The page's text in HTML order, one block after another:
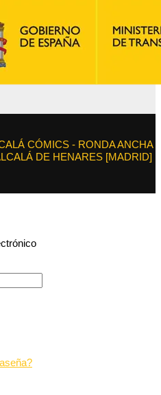
CÓMICS - RONDA ANCHA
DE HENARES [MADRID]